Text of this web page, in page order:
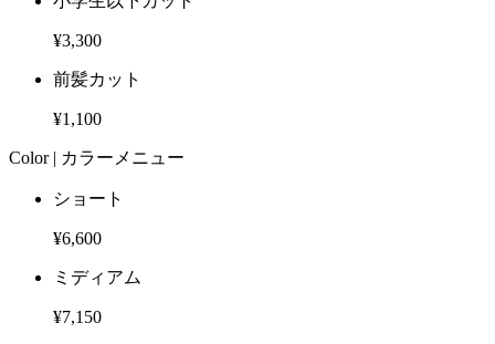
¥3,300
前髪カット
¥1,100
Color | カラーメニュー
ショート
¥6,600
ミディアム
¥7,150